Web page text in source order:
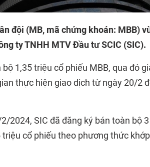
đội (MB, mã chứng khoán: MBB)
ty TNHH MTV Đầu tư SCIC (SIC).
1,35 triệu cổ phiếu MBB, qua đó
thực hiện giao dịch từ ngày 20/2
2024, SIC đã đăng ký bán toàn bộ
cổ phiếu theo phương thức